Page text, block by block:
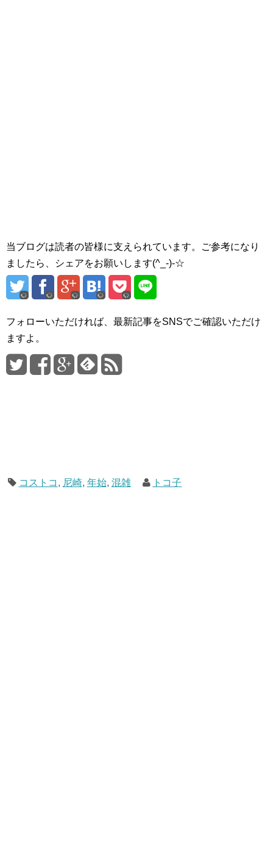
当ブログは読者の皆様に支えられています。ご参考になり
ましたら、シェアをお願いします(^_-)-☆
フォローいただければ、最新記事をSNSでご確認いただけ
ますよ。
コストコ , 尼崎, 年始, 混雑 トコ子